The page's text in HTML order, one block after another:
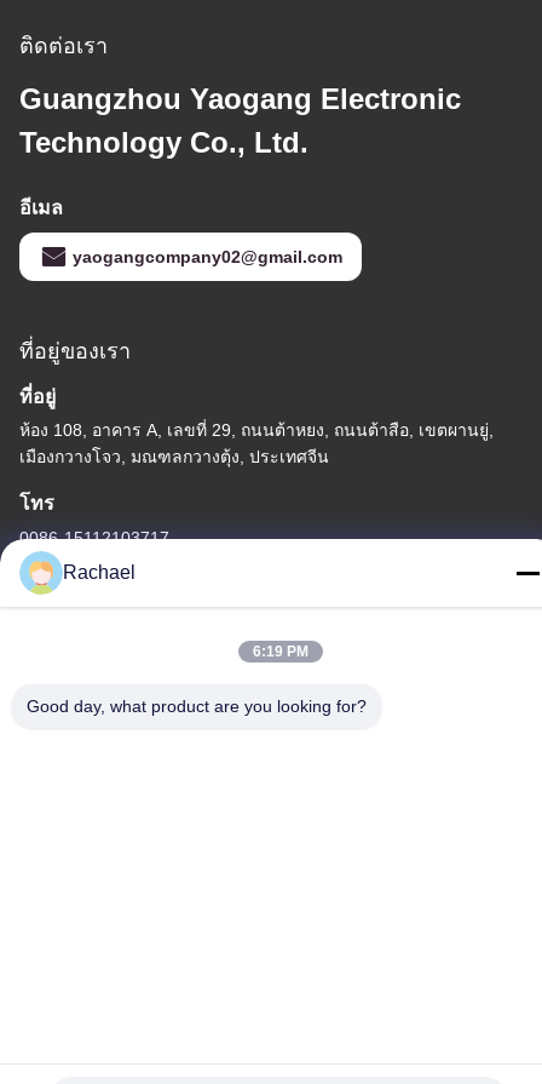
ติดต่อเรา
Guangzhou Yaogang Electronic
Technology Co., Ltd.
อีเมล
yaogangcompany02@gmail.com
ที่อยู่ของเรา
ที่อยู่
ห้อง 108, อาคาร A, เลขที่ 29, ถนนต้าหยง, ถนนต้าสือ, เขตผานยู่,
เมืองกวางโจว, มณฑลกวางตุ้ง, ประเทศจีน
โทร
0086-15112103717
นโยบายความเป็นส่วนตัว|
แผนผังเว็บไซต์
Rachael
6:19 PM
Good day, what product are you looking for?